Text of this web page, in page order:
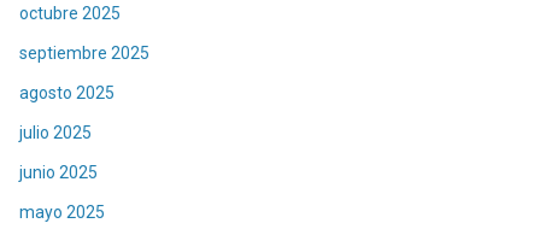
octubre 2025
septiembre 2025
agosto 2025
julio 2025
junio 2025
mayo 2025